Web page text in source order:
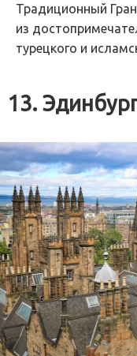
Традиционный
из
турецкого и
13.